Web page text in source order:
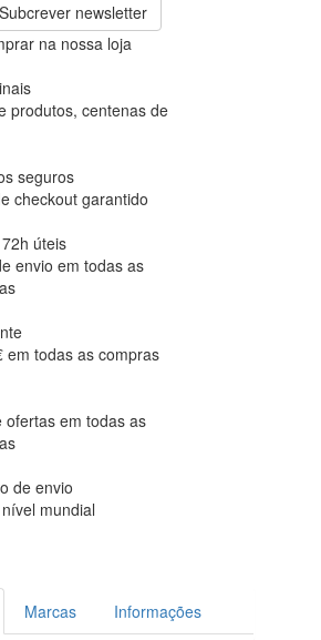
Subcrever newsletter
na nossa loja
produtos, centenas de
seguros
checkout garantido
úteis
envio em todas as
em todas as compras
ofertas em todas as
de envio
mundial
Marcas Informações